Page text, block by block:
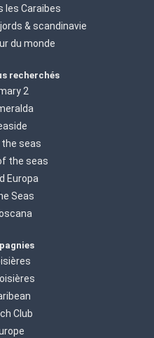
les Caraibes
& scandinavie
du monde
recherchés
2
seas
the seas
Europa
Seas
Club